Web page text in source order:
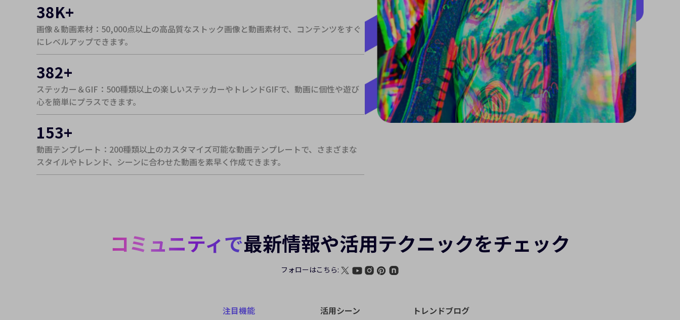
38K+
画像＆動画素材：50,000点以上の高品質なストック画像と動画素材で、コンテンツをすぐ
にレベルアップできます。
382+
ステッカー＆GIF：500種類以上の楽しいステッカーやトレンドGIFで、動画に個性や遊び
心を簡単にプラスできます。
153+
動画テンプレート：200種類以上のカスタマイズ可能な動画テンプレートで、さまざまな
スタイルやトレンド、シーンに合わせた動画を素早く作成できます。
コミュニティで最新情報や活用テクニックをチェック
フォローはこちら:
注目機能 活用シーン トレンドブログ